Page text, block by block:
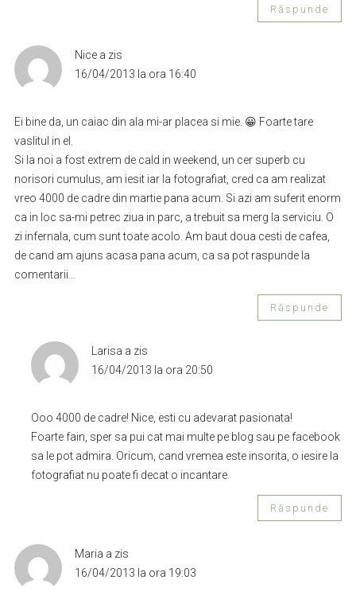
Răspunde
Nice a zis
16/04/2013 la ora 16:40
Ei bine da, un caiac din ala mi-ar placea si mie. 😀 Foarte tare
vaslitul in el.
Si la noi a fost extrem de cald in weekend, un cer superb cu
norisori cumulus, am iesit iar la fotografiat, cred ca am realizat
vreo 4000 de cadre din martie pana acum. Si azi am suferit enorm
ca in loc sa-mi petrec ziua in parc, a trebuit sa merg la serviciu. O
zi infernala, cum sunt toate acolo. Am baut doua cesti de cafea,
de cand am ajuns acasa pana acum, ca sa pot raspunde la
comentarii…
Răspunde
Larisa a zis
16/04/2013 la ora 20:50
Ooo 4000 de cadre! Nice, esti cu adevarat pasionata!
Foarte fain, sper sa pui cat mai multe pe blog sau pe facebook
sa le pot admira. Oricum, cand vremea este insorita, o iesire la
fotografiat nu poate fi decat o incantare.
Răspunde
Maria a zis
16/04/2013 la ora 19:03